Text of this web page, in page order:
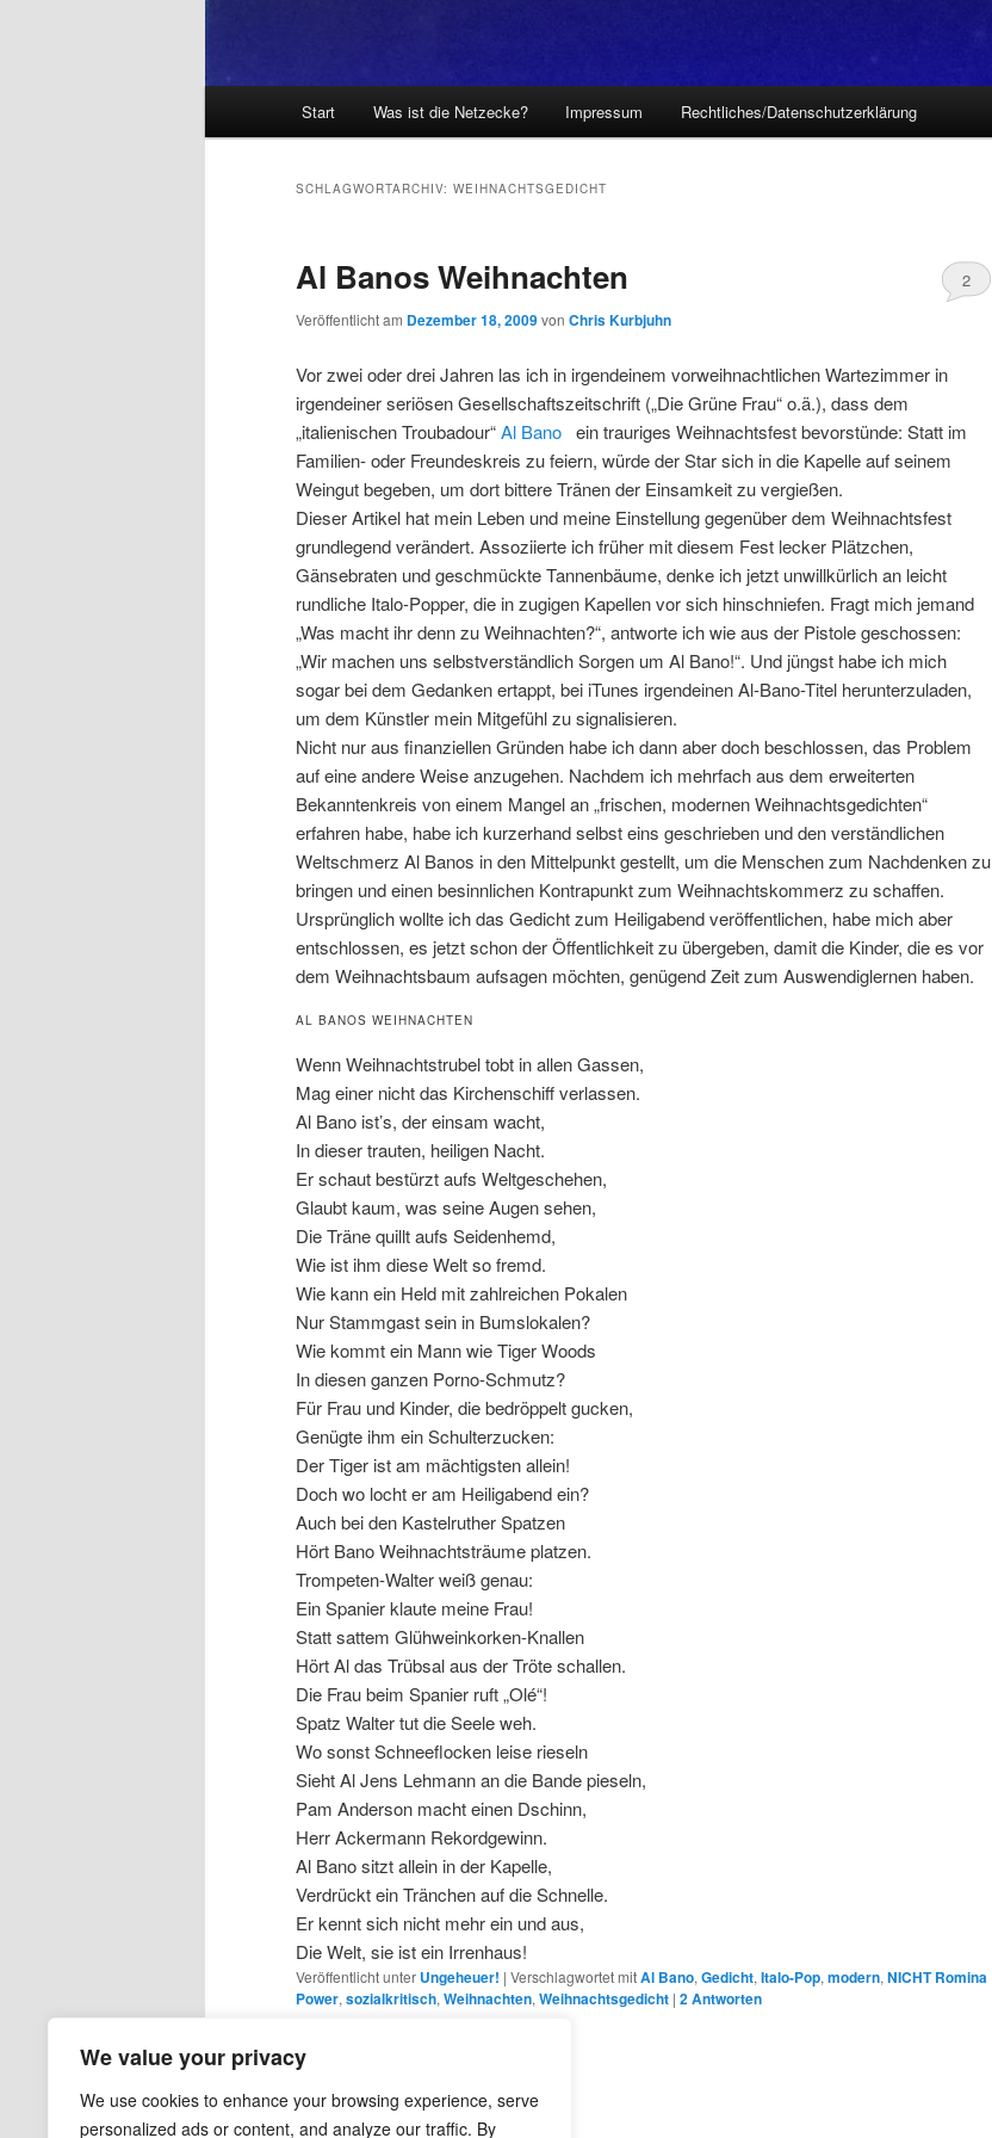
We value your privacy
We use cookies to enhance your browsing experience, serve
personalized ads or content, and analyze our traffic. By
Start Was ist die Netzecke? Impressum Rechtliches/Datenschutzerklärung
SCHLAGWORTARCHIV: WEIHNACHTSGEDICHT
Al Banos Weihnachten
Veröffentlicht am Dezember 18, 2009von Chris Kurbjuhn
2
Vor zwei oder drei Jahren las ich in irgendeinem vorweihnachtlichen Wartezimmer in
irgendeiner seriösen Gesellschaftszeitschrift („Die Grüne Frau“ o.ä.), dass dem
„italienischen Troubadour“Al Bano ein trauriges Weihnachtsfest bevorstünde: Statt im
Familien- oder Freundeskreis zu feiern, würde der Star sich in die Kapelle auf seinem
Weingut begeben, um dort bittere Tränen der Einsamkeit zu vergießen.
Dieser Artikel hat mein Leben und meine Einstellung gegenüber dem Weihnachtsfest
grundlegend verändert. Assoziierte ich früher mit diesem Fest lecker Plätzchen,
Gänsebraten und geschmückte Tannenbäume, denke ich jetzt unwillkürlich an leicht
rundliche Italo-Popper, die in zugigen Kapellen vor sich hinschniefen. Fragt mich jemand
„Was macht ihr denn zu Weihnachten?“, antworte ich wie aus der Pistole geschossen:
„Wir machen uns selbstverständlich Sorgen um Al Bano!“. Und jüngst habe ich mich
sogar bei dem Gedanken ertappt, bei iTunes irgendeinen Al-Bano-Titel herunterzuladen,
um dem Künstler mein Mitgefühl zu signalisieren.
Nicht nur aus finanziellen Gründen habe ich dann aber doch beschlossen, das Problem
auf eine andere Weise anzugehen. Nachdem ich mehrfach aus dem erweiterten
Bekanntenkreis von einem Mangel an „frischen, modernen Weihnachtsgedichten“
erfahren habe, habe ich kurzerhand selbst eins geschrieben und den verständlichen
Weltschmerz Al Banos in den Mittelpunkt gestellt, um die Menschen zum Nachdenken zu
bringen und einen besinnlichen Kontrapunkt zum Weihnachtskommerz zu schaffen.
Ursprünglich wollte ich das Gedicht zum Heiligabend veröffentlichen, habe mich aber
entschlossen, es jetzt schon der Öffentlichkeit zu übergeben, damit die Kinder, die es vor
dem Weihnachtsbaum aufsagen möchten, genügend Zeit zum Auswendiglernen haben.
AL BANOS WEIHNACHTEN
Wenn Weihnachtstrubel tobt in allen Gassen,
Mag einer nicht das Kirchenschiff verlassen.
Al Bano ist’s, der einsam wacht,
In dieser trauten, heiligen Nacht.
Er schaut bestürzt aufs Weltgeschehen,
Glaubt kaum, was seine Augen sehen,
Die Träne quillt aufs Seidenhemd,
Wie ist ihm diese Welt so fremd.
Wie kann ein Held mit zahlreichen Pokalen
Nur Stammgast sein in Bumslokalen?
Wie kommt ein Mann wie Tiger Woods
In diesen ganzen Porno-Schmutz?
Für Frau und Kinder, die bedröppelt gucken,
Genügte ihm ein Schulterzucken:
Der Tiger ist am mächtigsten allein!
Doch wo locht er am Heiligabend ein?
Auch bei den Kastelruther Spatzen
Hört Bano Weihnachtsträume platzen.
Trompeten-Walter weiß genau:
Ein Spanier klaute meine Frau!
Statt sattem Glühweinkorken-Knallen
Hört Al das Trübsal aus der Tröte schallen.
Die Frau beim Spanier ruft „Olé“!
Spatz Walter tut die Seele weh.
Wo sonst Schneeflocken leise rieseln
Sieht Al Jens Lehmann an die Bande pieseln,
Pam Anderson macht einen Dschinn,
Herr Ackermann Rekordgewinn.
Al Bano sitzt allein in der Kapelle,
Verdrückt ein Tränchen auf die Schnelle.
Er kennt sich nicht mehr ein und aus,
Die Welt, sie ist ein Irrenhaus!
Veröffentlicht unter Ungeheuer! | Verschlagwortet mitAl Bano, Gedicht, Italo-Pop, modern, NICHT Romina
Power, sozialkritisch, Weihnachten, Weihnachtsgedicht | 2Antworten